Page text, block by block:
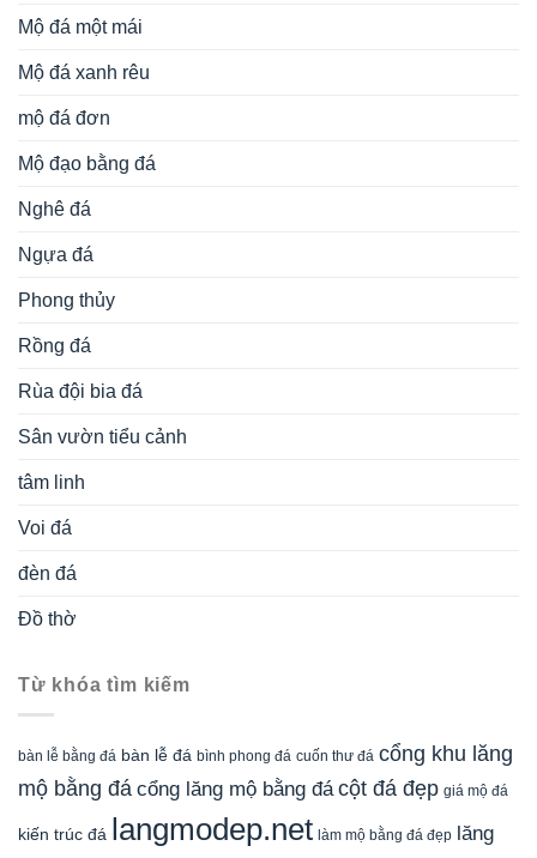
Mộ đá một mái
Mộ đá xanh rêu
mộ đá đơn
Mộ đạo bằng đá
Nghê đá
Ngựa đá
Phong thủy
Rồng đá
Rùa đội bia đá
Sân vườn tiểu cảnh
tâm linh
Voi đá
đèn đá
Đồ thờ
Từ khóa tìm kiếm
bàn lễ bằng đá bàn lễ đá bình phong đá cuốn thư đá cổng khu lăng
mộ bằng đá cổng lăng mộ bằng đá cột đá đẹp giá mộ đá
kiến trúc đá langmodep.net làm mộ bằng đá đẹp lăng